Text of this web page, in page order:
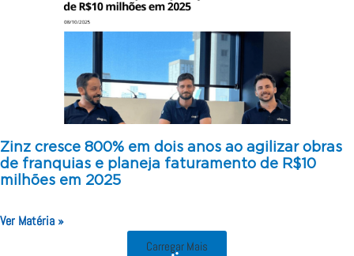
Zinz cresce 800% em dois anos ao agilizar obras
de franquias e planeja faturamento de R$10
milhões em 2025
Ver Matéria »
Carregar Mais